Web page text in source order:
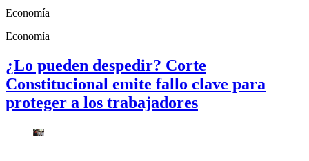
Economía
Economía
¿Lo pueden despedir? Corte
Constitucional emite fallo clave para
proteger a los trabajadores